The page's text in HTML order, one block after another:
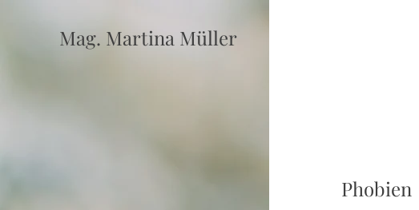
Mag. Martina Müller
Phobien